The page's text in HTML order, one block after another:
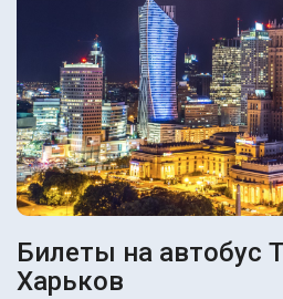
Билеты на автобус
Харьков